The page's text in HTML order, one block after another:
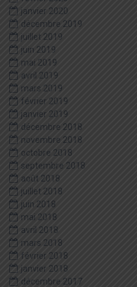
janvier 2020
décembre 2019
juillet 2019
juin 2019
mai 2019
avril 2019
mars 2019
février 2019
janvier 2019
décembre 2018
novembre 2018
octobre 2018
septembre 2018
août 2018
juillet 2018
juin 2018
mai 2018
avril 2018
mars 2018
février 2018
janvier 2018
décembre 2017